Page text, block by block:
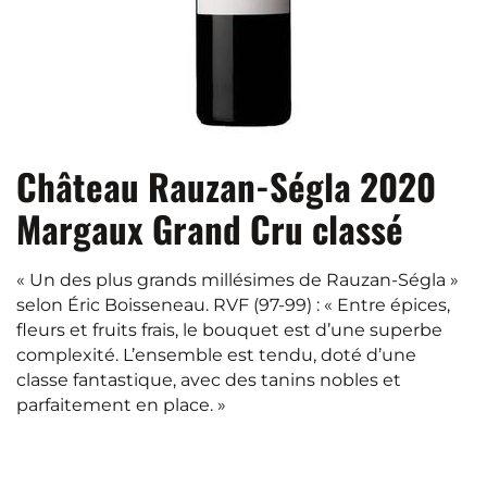
Château Rauzan-Ségla 2020
Margaux Grand Cru classé
« Un des plus grands millésimes de Rauzan-Ségla »
selon Éric Boisseneau. RVF (97-99) : « Entre épices,
fleurs et fruits frais, le bouquet est d’une superbe
complexité. L’ensemble est tendu, doté d’une
classe fantastique, avec des tanins nobles et
parfaitement en place. »